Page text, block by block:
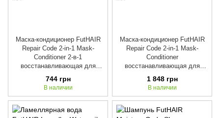
Маска-кондиционер FutHAIR
Repair Code 2-in-1 Mask-
Conditioner 2-в-1
восстанавливающая для
поврежденных волос , 250 мл
744 грн
В наличии
Маска-кондиционер FutHAIR
Repair Code 2-in-1 Mask-
Conditioner
восстанавливающая для
поврежденных волос, 1000 мл
1 848 грн
В наличии